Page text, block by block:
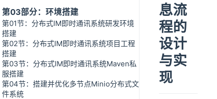
第03部分：环境搭建
第01节：分布式IM即时通讯系统研发环境
搭建
第02节：分布式IM即时通讯系统项目工程
搭建
第03节：分布式IM即时通讯系统Maven私
服搭建
第04节：搭建并优化多节点Minio分布式文
件系统
息流
程的
设计
与实
现